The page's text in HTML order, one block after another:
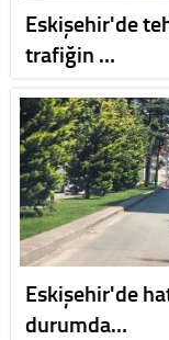
Eskişehir'de
trafiğin …
Eskişehir'de
durumda…